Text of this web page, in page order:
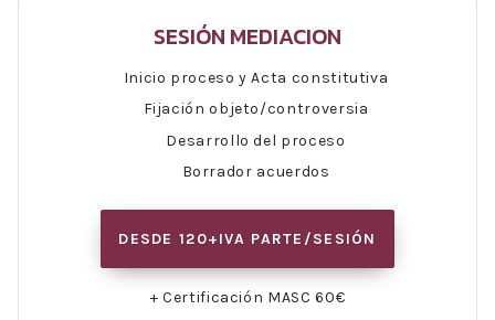
SESIÓN MEDIACION
Inicio proceso y Acta constitutiva
Fijación objeto/controversia
Desarrollo del proceso
Borrador acuerdos
DESDE 120+IVA PARTE/SESIÓN
+ Certificación MASC 60€